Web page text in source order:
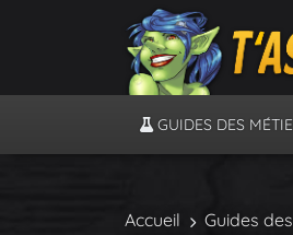
GUIDES DES
Accueil Guides